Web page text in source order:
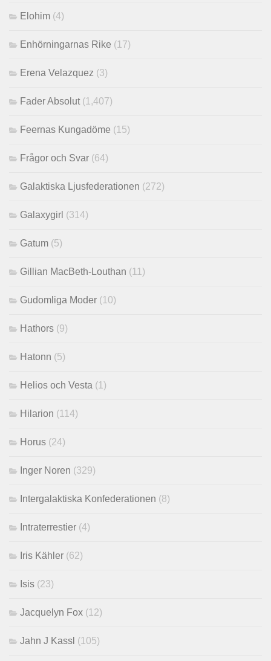
Elohim (4)
Enhörningarnas Rike (17)
Erena Velazquez (3)
Fader Absolut (1,407)
Feernas Kungadöme (15)
Frågor och Svar (64)
Galaktiska Ljusfederationen (272)
Galaxygirl (314)
Gatum (5)
Gillian MacBeth-Louthan (11)
Gudomliga Moder (10)
Hathors (9)
Hatonn (5)
Helios och Vesta (1)
Hilarion (114)
Horus (24)
Inger Noren (329)
Intergalaktiska Konfederationen (8)
Intraterrestier (4)
Iris Kähler (62)
Isis (23)
Jacquelyn Fox (12)
Jahn J Kassl (105)